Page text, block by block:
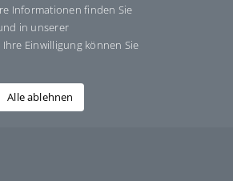
Grafik-Design-Jutta-Sucker
Informationen finden Sie
in unserer
Einwilligung können Sie
Alle ablehnen